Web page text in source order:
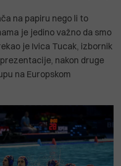
na papiru nego li to
je jedino važno da smo
je Ivica Tucak, izbornik
nakon druge
na Europskom